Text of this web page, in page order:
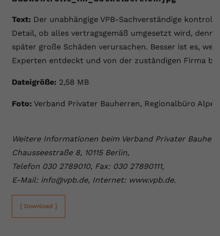
Text: Der unabhängige VPB-Sachverständige
Detail, ob alles vertragsgemäß umgesetzt wird, denn
später große Schäden verursachen. Besser ist es,
Experten entdeckt und von der zuständigen Firma
Dateigröße: 2,58 MB
Foto: Verband Privater Bauherren, Regionalbüro
Weitere Informationen beim Verband Privater
Chausseestraße 8, 10115 Berlin,
Telefon 030 2789010, Fax: 030 27890111,
E-Mail: info@vpb.de, Internet: www.vpb.de.
[ Download ]